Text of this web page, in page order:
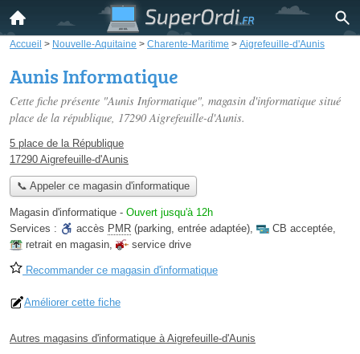
Accueil > Nouvelle-Aquitaine > Charente-Maritime > Aigrefeuille-d'Aunis
Aunis Informatique
Cette fiche présente "Aunis Informatique", magasin d'informatique situé
place de la république, 17290 Aigrefeuille-d'Aunis.
5 place de la République
17290 Aigrefeuille-d'Aunis
📞 Appeler ce magasin d'informatique
Magasin d'informatique - Ouvert jusqu'à 12h
Services :
accès PMR (parking, entrée adaptée), CB acceptée,
retrait en magasin, service drive
Recommander ce magasin d'informatique
Améliorer cette fiche
Autres magasins d'informatique à Aigrefeuille-d'Aunis